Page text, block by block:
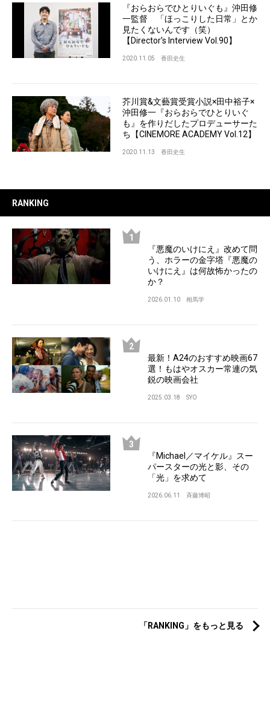
『おらおらでひとりいぐも』沖田修
一監督 「ほっこりした日常」とか
見たくないんです（笑）
【Director’s Interview Vol.90】
2020.11.05 香田史生
芥川賞&文藝賞受賞小説×田中裕子×
沖田修一『おらおらでひとりいぐ
も』を作りだしたプロデューサーた
ち【CINEMORE ACADEMY Vol.12】
2020.11.13 香田史生
RANKING
『悪魔のいけにえ』改めて問
う、ホラーの金字塔『悪魔の
いけにえ』は何故怖かったの
か？
2026.01.10 相馬学
最新！A24のおすすめ映画67
選！もはやオスカー常連の気
鋭の映画会社
2025.03.18 SYO
『Michael／マイケル』スー
パースターの光と影、その
「光」を求めて
2026.06.11 斉藤博昭
「RANKING」をもっと見る